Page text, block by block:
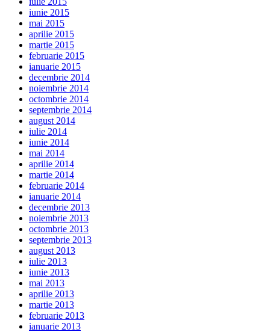
iunie 2015
mai 2015
aprilie 2015
martie 2015
februarie 2015
ianuarie 2015
decembrie 2014
noiembrie 2014
octombrie 2014
septembrie 2014
august 2014
iulie 2014
iunie 2014
mai 2014
aprilie 2014
martie 2014
februarie 2014
ianuarie 2014
decembrie 2013
noiembrie 2013
octombrie 2013
septembrie 2013
august 2013
iulie 2013
iunie 2013
mai 2013
aprilie 2013
martie 2013
februarie 2013
ianuarie 2013